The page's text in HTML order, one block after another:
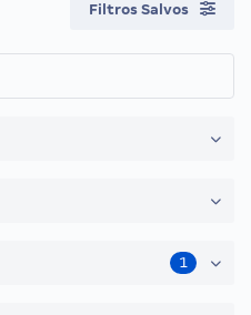
Filtros Salvos
1